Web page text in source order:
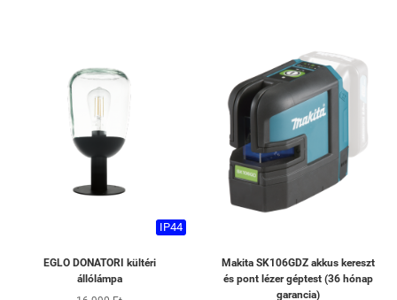
IP44
EGLO DONATORI kültéri
állólámpa
Makita SK106GDZ akkus kereszt
és pont lézer géptest (36 hónap
garancia)